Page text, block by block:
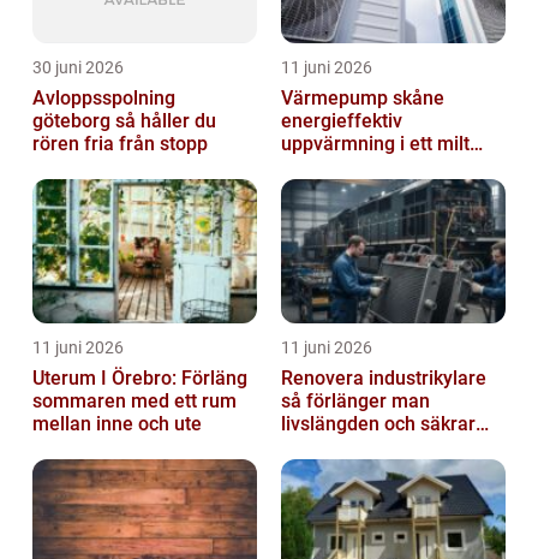
30 juni 2026
Avloppsspolning
göteborg så håller du
rören fria från stopp
11 juni 2026
Värmepump skåne
energieffektiv
uppvärmning i ett milt
11 juni 2026
Uterum I Örebro: Förläng
sommaren med ett rum
mellan inne och ute
11 juni 2026
Renovera industrikylare
så förlänger man
livslängden och säkrar